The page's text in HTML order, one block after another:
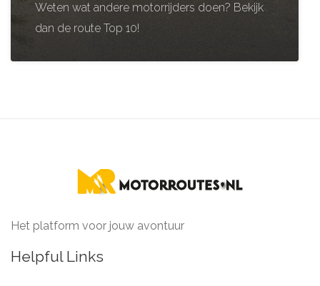
Weten wat andere motorrijders doen? Bekijk
dan de route Top 10!
Het platform voor jouw avontuur
Helpful Links